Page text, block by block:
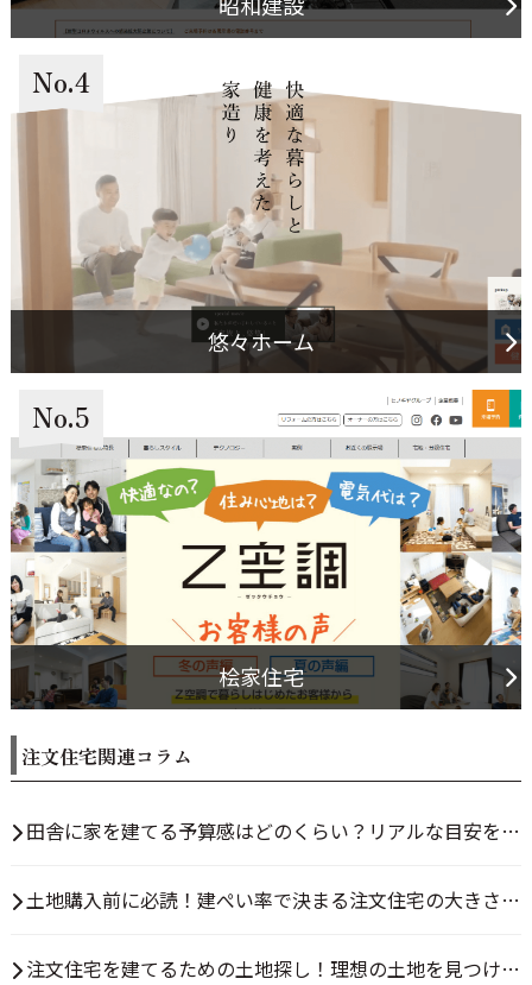
悠々ホーム
No.4
桧家住宅
No.5
注文住宅関連コラム
田舎に家を建てる予算感はどのくらい？リアルな目安を解
説
土地購入前に必読！建ぺい率で決まる注文住宅の大きさと
は？
注文住宅を建てるための土地探し！理想の土地を見つける